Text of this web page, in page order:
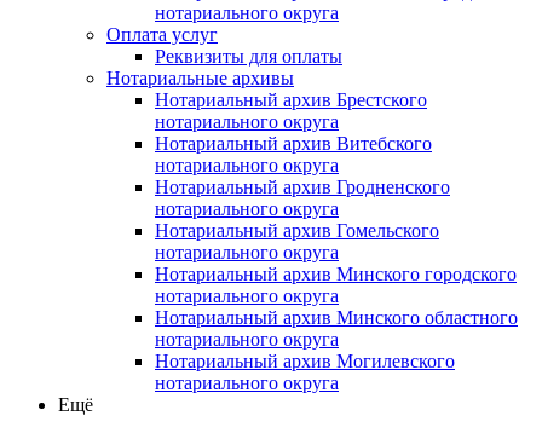
нотариального округа
Оплата услуг
Реквизиты для оплаты
Нотариальные архивы
Нотариальный архив Брестского
нотариального округа
Нотариальный архив Витебского
нотариального округа
Нотариальный архив Гродненского
нотариального округа
Нотариальный архив Гомельского
нотариального округа
Нотариальный архив Минского городского
нотариального округа
Нотариальный архив Минского областного
нотариального округа
Нотариальный архив Могилевского
нотариального округа
Ещё